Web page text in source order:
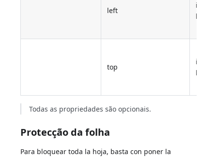
left
inteiro
longo
top
inteiro
longo
Todas as propriedades são opcionais.
Protecção da folha
Para bloquear toda la hoja, basta con poner la